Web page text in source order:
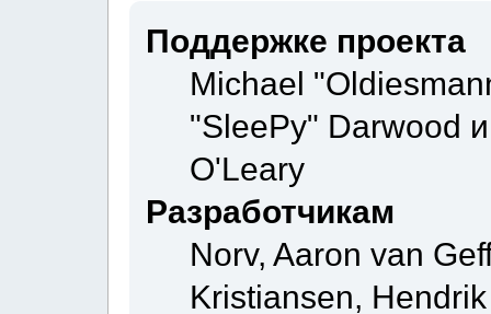
Поддержке проекта
Michael
"SleePy" Darwood
O'Leary
Разработчикам
Norv, Aaron van
Kristiansen,